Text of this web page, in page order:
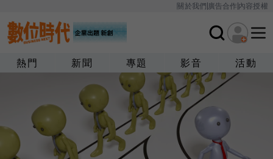
關於我們廣告合作內容授權
熱門 新聞 專題 影音 活動